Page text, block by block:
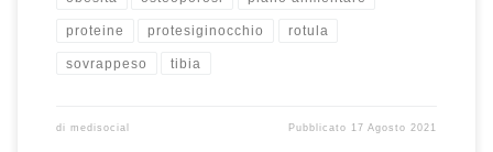
proteine protesiginocchio rotula
sovrappeso tibia
di medisocial Pubblicato 17 Agosto 2021